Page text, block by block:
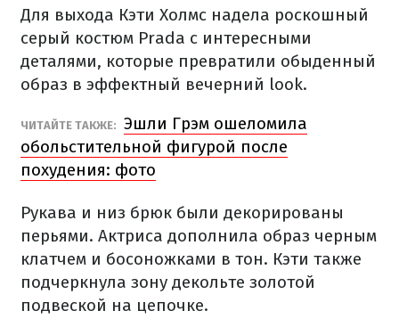
Для выхода Кэти Холмс надела роскошный
серый костюм Prada с интересными
деталями, которые превратили обыденный
образ в эффектный вечерний look.
ЧИТАЙТЕ ТАКЖЕ: Эшли Грэм ошеломила
обольстительной фигурой после
похудения: фото
Рукава и низ брюк были декорированы
перьями. Актриса дополнила образ черным
клатчем и босоножками в тон. Кэти также
подчеркнула зону декольте золотой
подвеской на цепочке.